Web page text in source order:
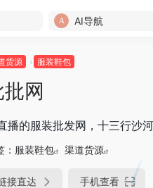
AI导航
货源 服装鞋包
网
播的服装批发网，十三行沙
： 服装鞋包 渠道货源
接直达 手机查看